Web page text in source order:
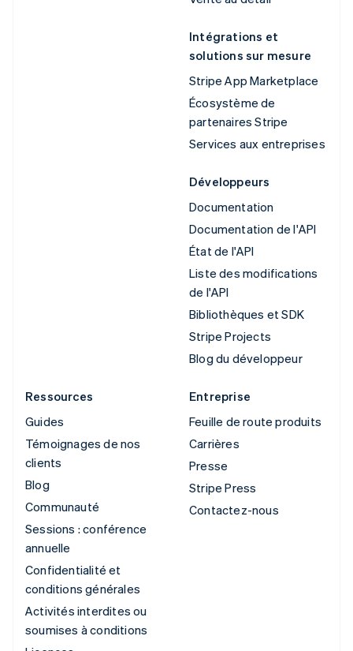
Intégrations et
solutions sur mesure
Stripe App Marketplace
Écosystème de
partenaires Stripe
Services aux entreprises
Développeurs
Documentation
Documentation de l'API
État de l'API
Liste des modifications
de l'API
Bibliothèques et SDK
Stripe Projects
Blog du développeur
Ressources
Guides
Témoignages de nos
clients
Blog
Communauté
Sessions : conférence
annuelle
Confidentialité et
conditions générales
Activités interdites ou
soumises à conditions
Entreprise
Feuille de route produits
Carrières
Presse
Stripe Press
Contactez-nous